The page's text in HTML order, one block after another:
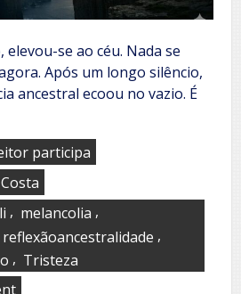
se ao céu. Nada se
Após um longo silêncio,
ancestral ecoou no vazio. É
participa
, melancolia ,
reflexãoancestralidade ,
, Tristeza